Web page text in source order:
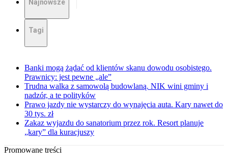
Najnowsze
Tagi
Banki mogą żądać od klientów skanu dowodu osobistego.
Prawnicy: jest pewne „ale”
Trudna walka z samowolą budowlaną. NIK wini gminy i
nadzór, a te polityków
Prawo jazdy nie wystarczy do wynajęcia auta. Kary nawet do
30 tys. zł
Zakaz wyjazdu do sanatorium przez rok. Resort planuje
„kary” dla kuracjuszy
Promowane treści